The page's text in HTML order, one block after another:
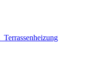
Terrassenheizung